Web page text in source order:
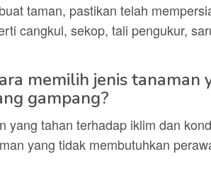
taman, pastikan telah
cangkul, sekop, tali pengukur,
memilih jenis tanaman
gampang?
yang tahan terhadap iklim dan
yang tidak membutuhkan